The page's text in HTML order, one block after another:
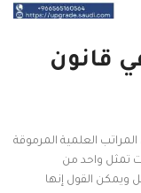
قانون
العلمية المرموقة
تمثل واحد من
ويمكن القول إنها